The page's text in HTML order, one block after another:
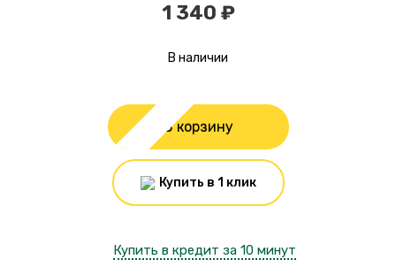
1 340 ₽
В наличии
В корзину
Купить в 1 клик
Купить в кредит за 10 минут